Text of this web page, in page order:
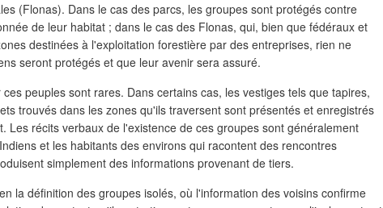
(Flonas). Dans le cas des parcs, les groupes sont protégés contre
de leur habitat ; dans le cas des Flonas, qui, bien que fédéraux et
destinées à l'exploitation forestière par des entreprises, rien ne
seront protégés et que leur avenir sera assuré.
peuples sont rares. Dans certains cas, les vestiges tels que tapires,
trouvés dans les zones qu'ils traversent sont présentés et enregistrés
Les récits verbaux de l'existence de ces groupes sont généralement
et les habitants des environs qui racontent des rencontres
simplement des informations provenant de tiers.
la définition des groupes isolés, où l'information des voisins confirme